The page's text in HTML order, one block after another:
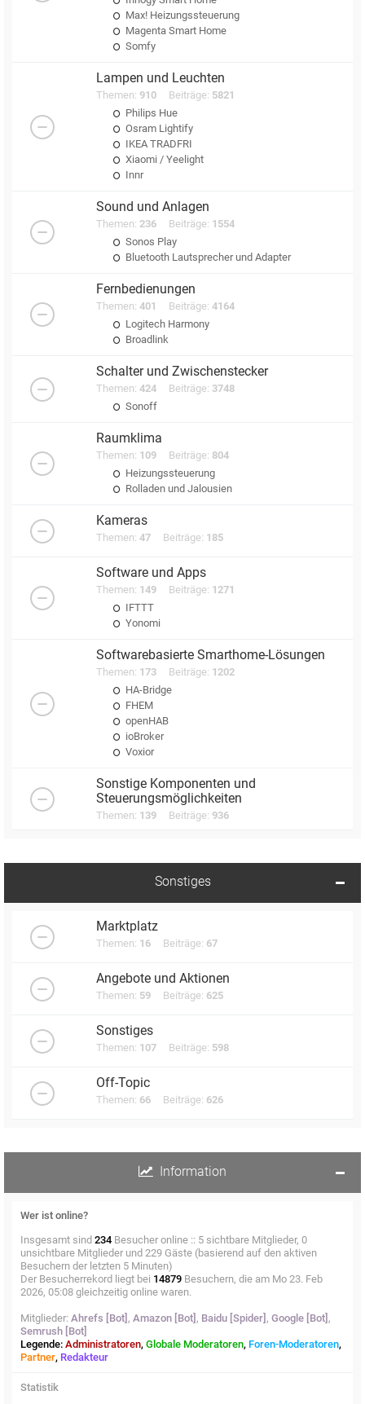
Max! Heizungssteuerung
Magenta Smart Home
Somfy
Lampen und Leuchten
Themen: 910 Beiträge: 5821
Philips Hue
Osram Lightify
IKEA TRADFRI
Xiaomi / Yeelight
Innr
Sound und Anlagen
Themen: 236 Beiträge: 1554
Sonos Play
Bluetooth Lautsprecher und Adapter
Fernbedienungen
Themen: 401 Beiträge: 4164
Logitech Harmony
Broadlink
Schalter und Zwischenstecker
Themen: 424 Beiträge: 3748
Sonoff
Raumklima
Themen: 109 Beiträge: 804
Heizungssteuerung
Rolladen und Jalousien
Kameras
Themen: 47 Beiträge: 185
Software und Apps
Themen: 149 Beiträge: 1271
IFTTT
Yonomi
Softwarebasierte Smarthome-Lösungen
Themen: 173 Beiträge: 1202
HA-Bridge
FHEM
openHAB
ioBroker
Voxior
Sonstige Komponenten und
Steuerungsmöglichkeiten
Themen: 139 Beiträge: 936
Sonstiges
Marktplatz
Themen: 16 Beiträge: 67
Angebote und Aktionen
Themen: 59 Beiträge: 625
Sonstiges
Themen: 107 Beiträge: 598
Off-Topic
Themen: 66 Beiträge: 626
Information
Wer ist online?
Insgesamt sind 234 Besucher online :: 5 sichtbare Mitglieder, 0
unsichtbare Mitglieder und 229 Gäste (basierend auf den aktiven
Besuchern der letzten 5 Minuten)
Der Besucherrekord liegt bei 14879 Besuchern, die am Mo 23. Feb
2026, 05:08 gleichzeitig online waren.
Mitglieder: Ahrefs [Bot] , Amazon [Bot] , Baidu [Spider] , Google [Bot] ,
Semrush [Bot]
Legende: Administratoren, Globale Moderatoren, Foren-Moderatoren,
Partner, Redakteur
Statistik